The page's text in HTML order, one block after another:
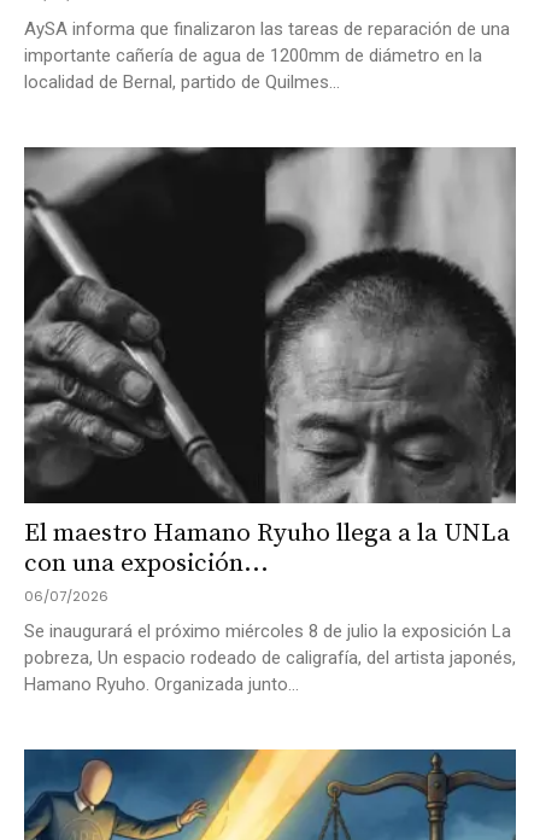
AySA informa que finalizaron las tareas de reparación de una
importante cañería de agua de 1200mm de diámetro en la
localidad de Bernal, partido de Quilmes...
El maestro Hamano Ryuho llega a la UNLa
con una exposición...
06/07/2026
Se inaugurará el próximo miércoles 8 de julio la exposición La
pobreza, Un espacio rodeado de caligrafía, del artista japonés,
Hamano Ryuho. Organizada junto...